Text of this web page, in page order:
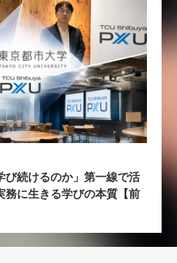
び続けるのか」第一線で活
務に生きる学びの本質【前